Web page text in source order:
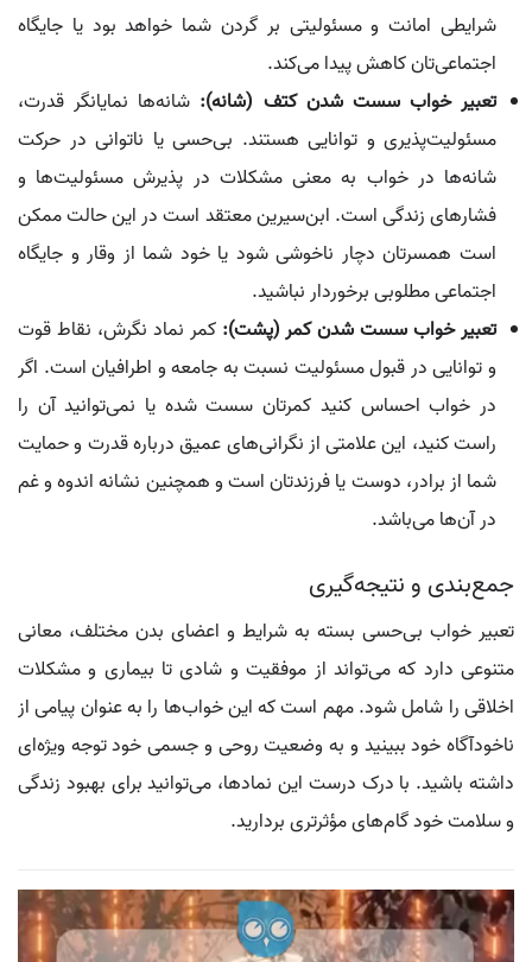
شرایطی امانت و مسئولیتی بر گردن شما خواهد بود یا جایگاه
اجتماعی‌تان کاهش پیدا می‌کند.
تعبیر خواب سست شدن کتف (شانه): شانه‌ها نمایانگر قدرت،
مسئولیت‌پذیری و توانایی هستند. بی‌حسی یا ناتوانی در حرکت
شانه‌ها در خواب به معنی مشکلات در پذیرش مسئولیت‌ها و
فشارهای زندگی است. ابن‌سیرین معتقد است در این حالت ممکن
است همسرتان دچار ناخوشی شود یا خود شما از وقار و جایگاه
اجتماعی مطلوبی برخوردار نباشید.
تعبیر خواب سست شدن کمر (پشت):کمر نماد نگرش، نقاط قوت
و توانایی در قبول مسئولیت نسبت به جامعه و اطرافیان است. اگر
در خواب احساس کنید کمرتان سست شده یا نمی‌توانید آن را
راست کنید، این علامتی از نگرانی‌های عمیق درباره قدرت و حمایت
شما از برادر، دوست یا فرزندتان است و همچنین نشانه اندوه و غم
در آن‌ها می‌باشد.
جمع‌بندی و نتیجه‌گیری
تعبیر خواب بی‌حسی بسته به شرایط و اعضای بدن مختلف، معانی
متنوعی دارد که می‌تواند از موفقیت و شادی تا بیماری و مشکلات
اخلاقی را شامل شود. مهم است که این خواب‌ها را به عنوان پیامی از
ناخودآگاه خود ببینید و به وضعیت روحی و جسمی خود توجه ویژه‌ای
داشته باشید. با درک درست این نمادها، می‌توانید برای بهبود زندگی
و سلامت خود گام‌های مؤثرتری بردارید.